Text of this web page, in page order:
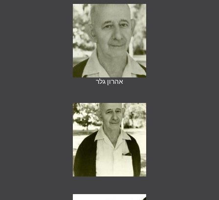
אהרון גלר